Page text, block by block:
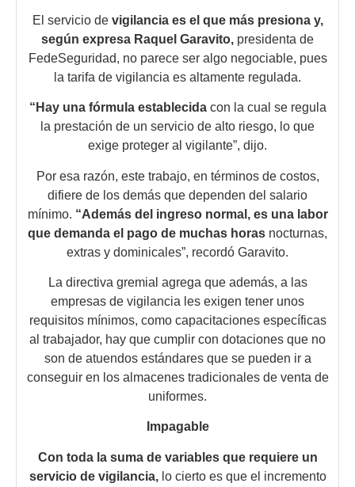
El servicio de vigilancia es el que más presiona y,
según expresa Raquel Garavito, presidenta de
FedeSeguridad, no parece ser algo negociable, pues
la tarifa de vigilancia es altamente regulada.
“Hay una fórmula establecidacon la cual se regula
la prestación de un servicio de alto riesgo, lo que
exige proteger al vigilante”, dijo.
Por esa razón, este trabajo, en términos de costos,
difiere de los demás que dependen del salario
mínimo. “Además del ingreso normal, es una labor
que demanda el pago de muchas horas nocturnas,
extras y dominicales”, recordó Garavito.
La directiva gremial agrega que además, a las
empresas de vigilancia les exigen tener unos
requisitos mínimos, como capacitaciones específicas
al trabajador, hay que cumplir con dotaciones que no
son de atuendos estándares que se pueden ir a
conseguir en los almacenes tradicionales de venta de
uniformes.
Impagable
Con toda la suma de variables que requiere un
servicio de vigilancia,lo cierto es que el incremento